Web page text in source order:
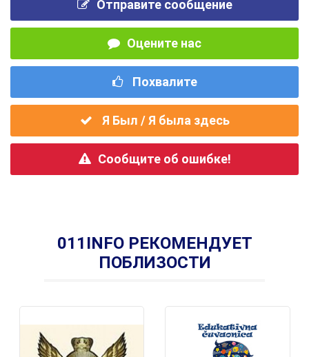
Отправите сообщение
Оцените нас
Похвалите
Я Был / Я была здесь
Сообщите об ошибке!
011INFO РЕКОМЕНДУЕТ
ПОБЛИЗОСТИ